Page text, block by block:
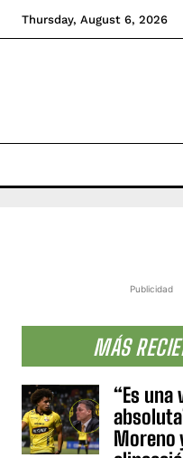
Thursday, August 6, 2026
Publicidad
MÁS
“Es una
Moreno